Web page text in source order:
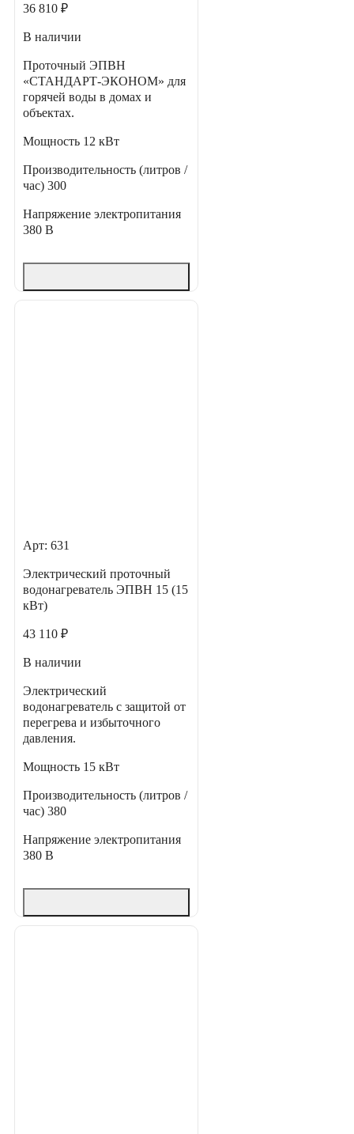
36 810 ₽
В наличии
Проточный ЭПВН
«СТАНДАРТ-ЭКОНОМ» для
горячей воды в домах и
объектах.
Мощность 12 кВт
Производительность (литров /
час) 300
Напряжение электропитания
380 В
Арт: 631
Электрический проточный
водонагреватель ЭПВН 15 (15
кВт)
43 110 ₽
В наличии
Электрический
водонагреватель с защитой от
перегрева и избыточного
давления.
Мощность 15 кВт
Производительность (литров /
час) 380
Напряжение электропитания
380 В